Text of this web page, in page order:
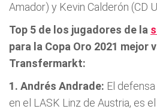
Amador) y Kevin Calderón (CD
Top 5 de los jugadores de la
para la Copa Oro 2021 mejor
Transfermarkt:
1. Andrés Andrade: El
en el LASK Linz de Austria, es